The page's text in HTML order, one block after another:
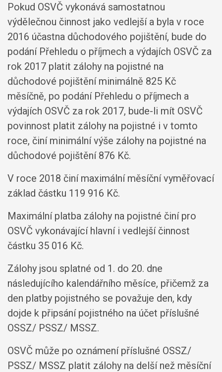
Pokud OSVČ vykonává samostatnou
výdělečnou činnost jako vedlejší a byla v roce
2016 účastna důchodového pojištění, bude do
podání Přehledu o příjmech a výdajích OSVČ za
rok 2017 platit zálohy na pojistné na
důchodové pojištění minimálně 825 Kč
měsíčně, po podání Přehledu o příjmech a
výdajích OSVČ za rok 2017, bude-li mít OSVČ
povinnost platit zálohy na pojistné i v tomto
roce, činí minimální výše zálohy na pojistné na
důchodové pojištění 876 Kč.
V roce 2018 činí maximální měsíční vyměřovací
základ částku 119 916 Kč.
Maximální platba zálohy na pojistné činí pro
OSVČ vykonávající hlavní i vedlejší činnost
částku 35 016 Kč.
Zálohy jsou splatné od 1. do 20. dne
následujícího kalendářního měsíce, přičemž za
den platby pojistného se považuje den, kdy
dojde k připsání pojistného na účet příslušné
OSSZ/ PSSZ/ MSSZ.
OSVČ může po oznámení příslušné OSSZ/
PSSZ/ MSSZ platit zálohy na delší než měsíční